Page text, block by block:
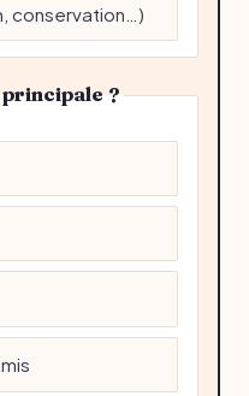
conservation…)
?